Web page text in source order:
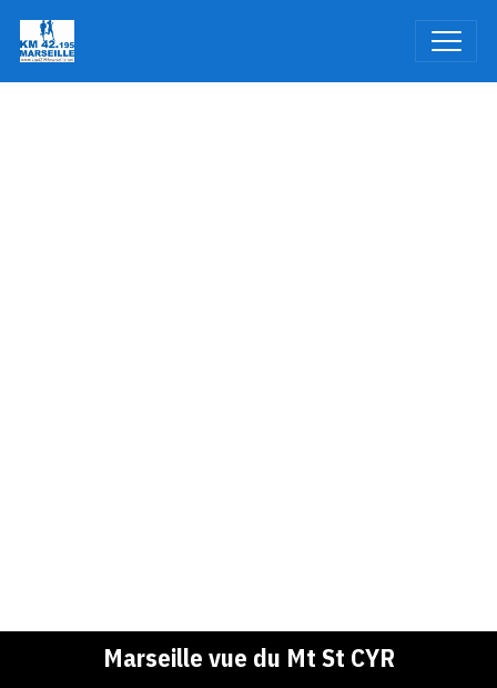
Marseille vue du Mt St CYR